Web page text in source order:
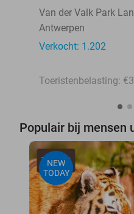
Van der Valk Park
Antwerpen
Verkocht: 1.202
Populair bij mensen
NEW
TODAY